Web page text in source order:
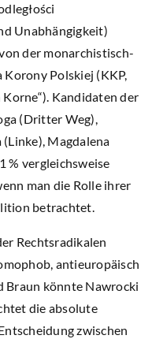
Unabhängigkeit)
der monarchistisch-
Polskiej (KKP,
Kandidaten der
(Dritter Weg),
(Linke), Magdalena
% vergleichsweise
man die Rolle ihrer
betrachtet.
Rechtsradikalen
antieuropäisch
Braun könnte Nawrocki
die absolute
zwischen